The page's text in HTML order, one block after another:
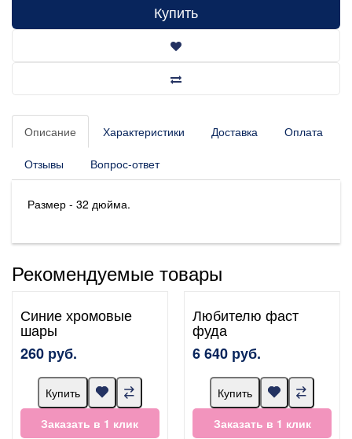
Купить
Описание Характеристики Доставка Оплата
Отзывы Вопрос-ответ
Размер - 32 дюйма.
Рекомендуемые товары
Синие хромовые
шары
260 руб.
Купить
Заказать в 1 клик
Любителю фаст
фуда
6 640 руб.
Купить
Заказать в 1 клик